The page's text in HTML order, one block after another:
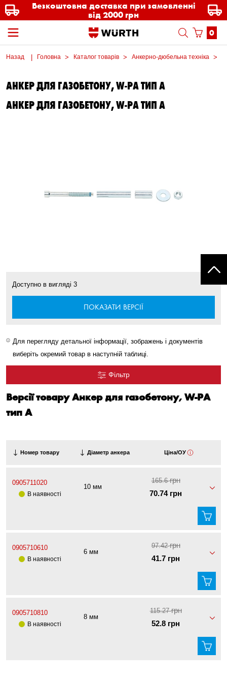
Безкоштовна доставка при замовленні
від 2000 грн
0
Назад Головна Каталог товарів Анкерно-дюбельна техніка
АНКЕР ДЛЯ ГАЗОБЕТОНУ, W-PA ТИП A
АНКЕР ДЛЯ ГАЗОБЕТОНУ, W-PA ТИП A
Доступно в вигляді 3
ПОКАЗАТИ ВЕРСІЇ
Для перегляду детальної інформації, зображень і документів
виберіть окремий товар в наступній таблиці.
Фільтр
Версії товару Анкер для газобетону, W-PA
тип A
Номер товару Діаметр анкера Ціна/ОУ
0905711020
В наявності
10 мм
165.6грн
70.74 грн
0905710610
В наявності
6 мм
97.42грн
41.7 грн
0905710810
В наявності
8 мм
115.27грн
52.8 грн